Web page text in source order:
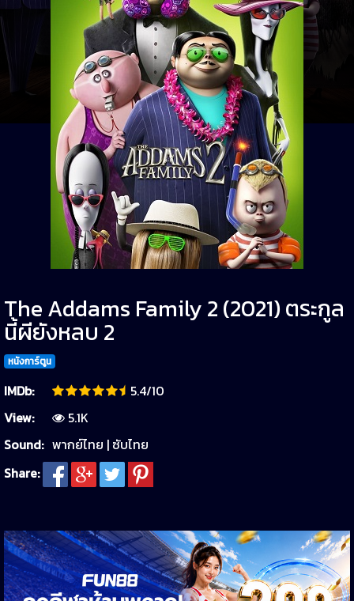
The Addams Family 2 (2021) ตระกูล
นี้ผียังหลบ 2
หนังการ์ตูน
IMDb:
5.4/10
View:
5.1K
Sound: พากย์ไทย | ซับไทย
Share: